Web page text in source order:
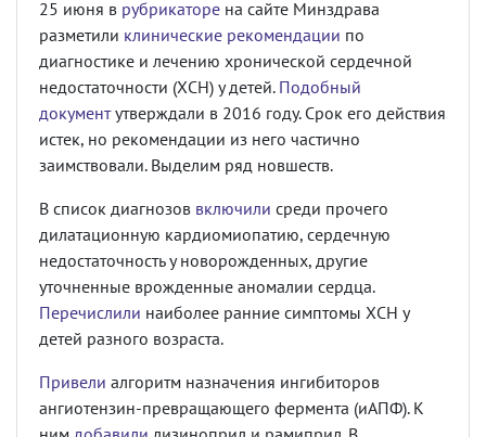
25 июня в рубрикаторе на сайте Минздрава
разметили клинические рекомендации по
диагностике и лечению хронической сердечной
недостаточности (ХСН) у детей. Подобный
документутверждали в 2016 году. Срок его действия
истек, но рекомендации из него частично
заимствовали. Выделим ряд новшеств.
В список диагнозов включили среди прочего
дилатационную кардиомиопатию, сердечную
недостаточность у новорожденных, другие
уточненные врожденные аномалии сердца.
Перечислили наиболее ранние симптомы ХСН у
детей разного возраста.
Привели алгоритм назначения ингибиторов
ангиотензин-превращающего фермента (иАПФ). К